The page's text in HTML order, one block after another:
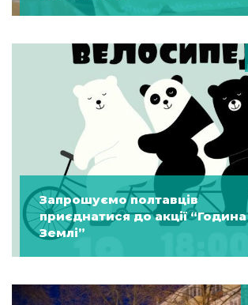
Запрошуємо полтавців
приєднатися до акції “Година
Землі”